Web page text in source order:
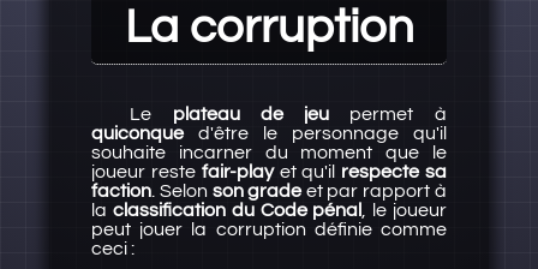
La corruption
Le plateau de jeu permet à
quiconqued'être le personnage qu'il
souhaite incarner du moment que le
joueur reste fair-playet qu'il respecte sa
faction . Selon son gradeet par rapport à
laclassification du Code pénal
, le joueur
peut jouer la corruption définie comme
ceci :